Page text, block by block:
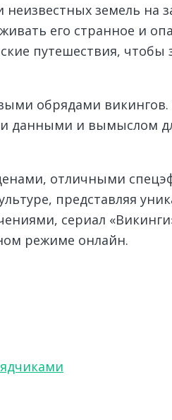
земель на
его странное и
путешествия, чтобы
обрядами викингов.
данными и вымыслом
отличными
представляя
сериал
режиме онлайн.